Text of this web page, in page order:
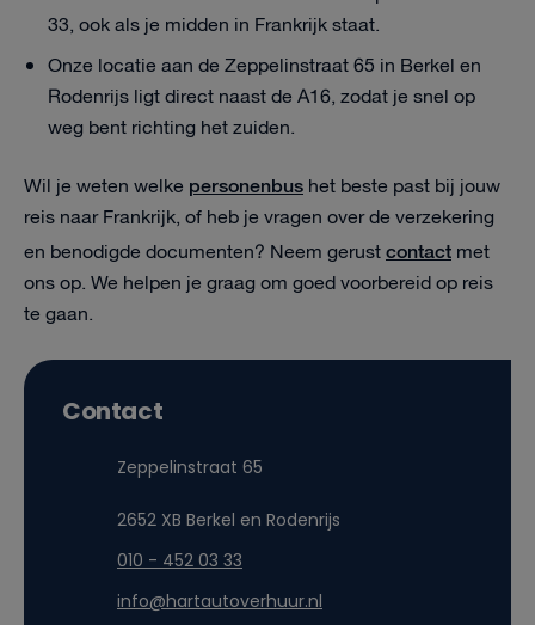
33, ook als je midden in Frankrijk staat.
Onze locatie aan de Zeppelinstraat 65 in Berkel en
Rodenrijs ligt direct naast de A16, zodat je snel op
weg bent richting het zuiden.
Wil je weten welke personenbus het beste past bij jouw
reis naar Frankrijk, of heb je vragen over de verzekering
en benodigde documenten? Neem gerustcontact met
ons op. We helpen je graag om goed voorbereid op reis
te gaan.
Contact
Zeppelinstraat 65
2652 XB Berkel en Rodenrijs
010 - 452 03 33
info@hartautoverhuur.nl